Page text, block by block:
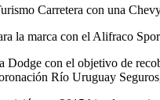
Carretera con una
la marca con el Alifraco
Dodge con el objetivo de
Río Uruguay